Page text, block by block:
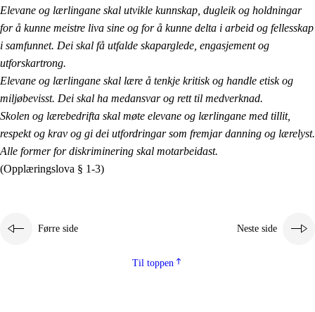
Elevane og lærlingane skal utvikle kunnskap, dugleik og holdningar
for å kunne meistre liva sine og for å kunne delta i arbeid og fellesskap
i samfunnet. Dei skal få utfalde skaparglede, engasjement og
utforskartrong.
Elevane og lærlingane skal lære å tenkje kritisk og handle etisk og
miljøbevisst. Dei skal ha medansvar og rett til medverknad.
Skolen og lærebedrifta skal møte elevane og lærlingane med tillit,
respekt og krav og gi dei utfordringar som fremjar danning og lærelyst.
Alle former for diskriminering skal motarbeidast.
(Opplæringslova § 1-3)
Førre side Neste side
Til toppen